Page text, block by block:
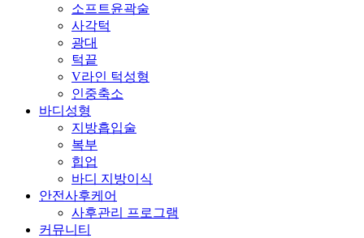
소프트윤곽술
사각턱
광대
턱끝
V라인 턱성형
인중축소
바디성형
지방흡입술
복부
힙업
바디 지방이식
안전사후케어
사후관리 프로그램
커뮤니티